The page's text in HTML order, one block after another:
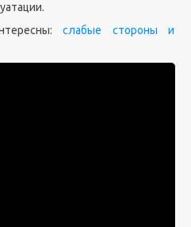
слабые стороны и